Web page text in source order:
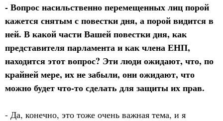
- Вопрос насильственно перемещенных лиц порой
кажется снятым с повестки дня, а порой видится в
ней. В какой части Вашей повестки дня, как
представителя парламента и как члена ЕНП,
находится этот вопрос? Эти люди ожидают, что, по
крайней мере, их не забыли, они ожидают, что
можно будет что-то сделать для защиты их прав.
- Да, конечно, это тоже очень важная тема, и я